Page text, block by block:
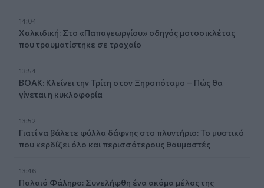
14:04
Χαλκιδική: Στο «Παπαγεωργίου» οδηγός μοτοσικλέτας
που τραυματίστηκε σε τροχαίο
13:54
ΒΟΑΚ: Κλείνει την Τρίτη στον Ξηροπόταμο – Πώς θα
γίνεται η κυκλοφορία
13:52
Γιατί να βάλετε φύλλα δάφνης στο πλυντήριο: Το μυστικό
που κερδίζει όλο και περισσότερους θαυμαστές
13:46
Παλαιό Φάληρο: Συνελήφθη ένα ακόμα μέλος της